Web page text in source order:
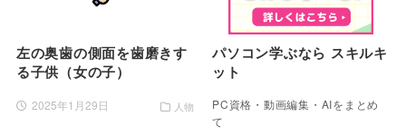
左の奥歯の側面を歯磨きす
る子供（女の子）
2025年1月29日 人物
パソコン学ぶなら スキルキ
ット
PC資格・動画編集・AIをまとめ
て